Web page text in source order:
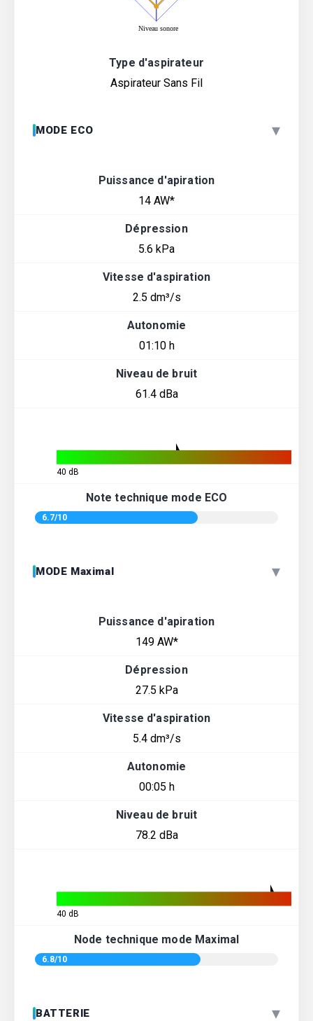
Type d'aspirateur
Aspirateur Sans Fil
MODE ECO ▾
Puissance d'apiration
14 AW*
Dépression
5.6 kPa
Vitesse d'aspiration
2.5 dm³/s
Autonomie
01:10 h
Niveau de bruit
61.4 dBa
40 dB
Note technique mode ECO
6.7/10
MODE Maximal ▾
Puissance d'apiration
149 AW*
Dépression
27.5 kPa
Vitesse d'aspiration
5.4 dm³/s
Autonomie
00:05 h
Niveau de bruit
78.2 dBa
40 dB
Node technique mode Maximal
6.8/10
BATTERIE ▾